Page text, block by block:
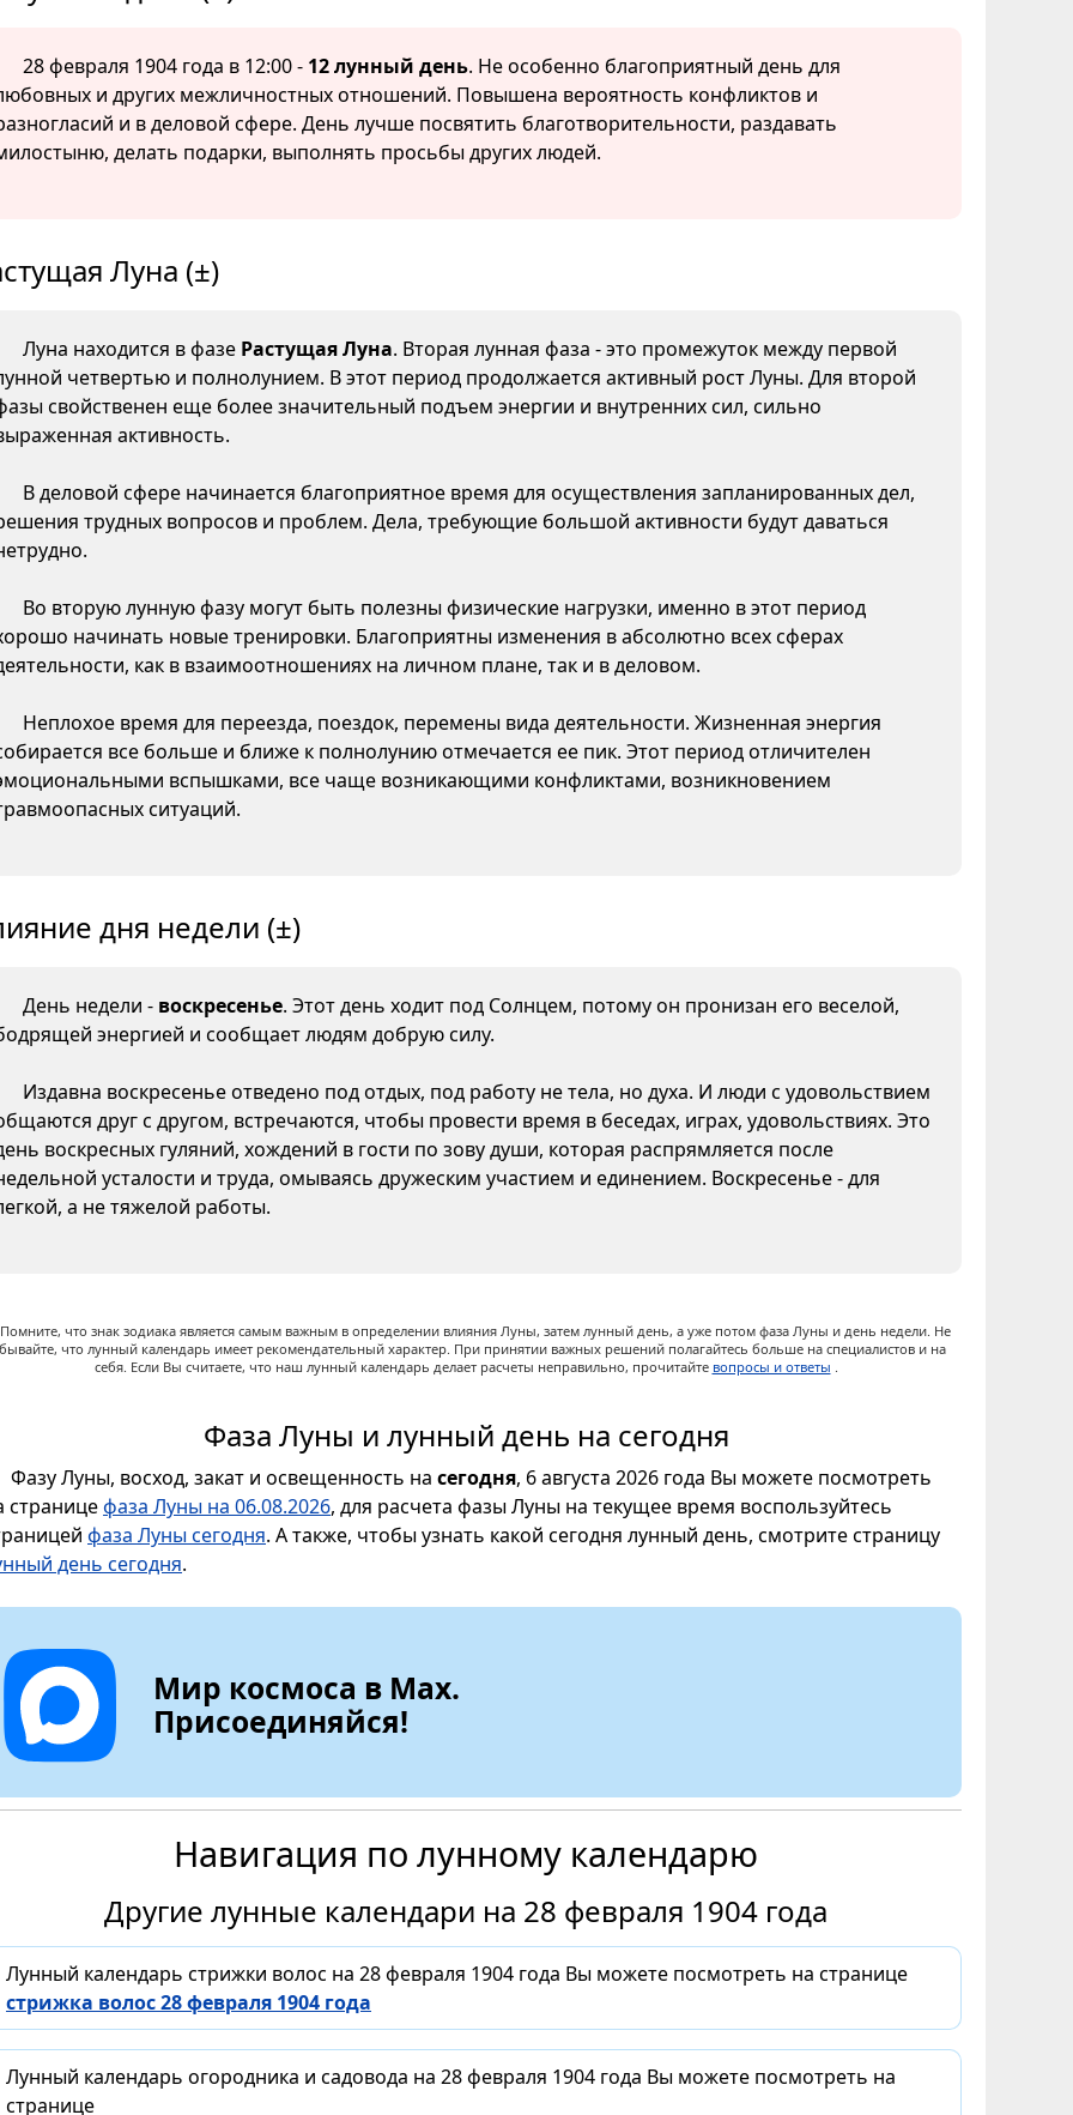
28 февраля 1904 года в 12:00 - 12 лунный день. Не особенно благоприятный день для
и других межличностных отношений. Повышена вероятность конфликтов и
и в деловой сфере. День лучше посвятить благотворительности, раздавать
делать подарки, выполнять просьбы других людей.
Луна (±)
Луна находится в фазе Растущая Луна. Вторая лунная фаза - это промежуток между первой
четвертью и полнолунием. В этот период продолжается активный рост Луны. Для второй
свойственен еще более значительный подъем энергии и внутренних сил, сильно
активность.
В деловой сфере начинается благоприятное время для осуществления запланированных дел,
трудных вопросов и проблем. Дела, требующие большой активности будут даваться
Во вторую лунную фазу могут быть полезны физические нагрузки, именно в этот период
начинать новые тренировки. Благоприятны изменения в абсолютно всех сферах
как в взаимоотношениях на личном плане, так и в деловом.
Неплохое время для переезда, поездок, перемены вида деятельности. Жизненная энергия
все больше и ближе к полнолунию отмечается ее пик. Этот период отличителен
вспышками, все чаще возникающими конфликтами, возникновением
ситуаций.
дня недели (±)
День недели - воскресенье. Этот день ходит под Солнцем, потому он пронизан его веселой,
энергией и сообщает людям добрую силу.
Издавна воскресенье отведено под отдых, под работу не тела, но духа. И люди с удовольствием
друг с другом, встречаются, чтобы провести время в беседах, играх, удовольствиях. Это
воскресных гуляний, хождений в гости по зову души, которая распрямляется после
усталости и труда, омываясь дружеским участием и единением. Воскресенье - для
а не тяжелой работы.
Помните, что знак зодиака является самым важным в определении влияния Луны, затем лунный день, а уже потом фаза Луны и день недели. Не
что лунный календарь имеет рекомендательный характер. При принятии важных решений полагайтесь больше на специалистов и на
себя. Если Вы считаете, что наш лунный календарь делает расчеты неправильно, прочитайте вопросы и ответы .
Фаза Луны и лунный день на сегодня
Фазу Луны, восход, закат и освещенность на сегодня, 6 августа 2026 года Вы можете посмотреть
страницефаза Луны на 06.08.2026, для расчета фазы Луны на текущее время воспользуйтесь
фаза Луны сегодня. А также, чтобы узнать какой сегодня лунный день, смотрите страницу
день сегодня.
Мир космоса в Max.
Присоединяйся!
Навигация по лунному календарю
Другие лунные календари на 28 февраля 1904 года
Лунный календарь стрижки волос на 28 февраля 1904 года Вы можете посмотреть на странице
стрижка волос 28 февраля 1904 года
Лунный календарь огородника и садовода на 28 февраля 1904 года Вы можете посмотреть на
странице